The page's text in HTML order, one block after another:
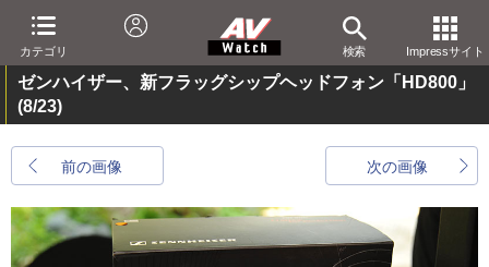
カテゴリ 検索 Impressサイト
ゼンハイザー、新フラッグシップヘッドフォン「HD800」
(8/23)
前の画像 次の画像